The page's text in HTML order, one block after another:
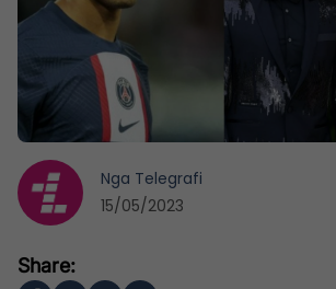
Nga Telegrafi
15/05/2023